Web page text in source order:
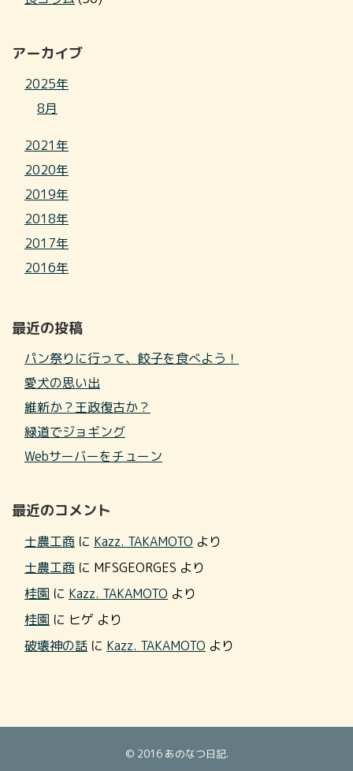
アーカイブ
2025年
8月
2021年
2020年
2019年
2018年
2017年
2016年
最近の投稿
パン祭りに行って、餃子を食べよう！
愛犬の思い出
維新か？王政復古か？
緑道でジョギング
Webサーバーをチューン
最近のコメント
士農工商 に Kazz. TAKAMOTO より
士農工商 に MFSGEORGES より
桂園 に Kazz. TAKAMOTO より
桂園 に ヒゲ より
破壊神の話 に Kazz. TAKAMOTO より
© 2016 あのなつ日記.